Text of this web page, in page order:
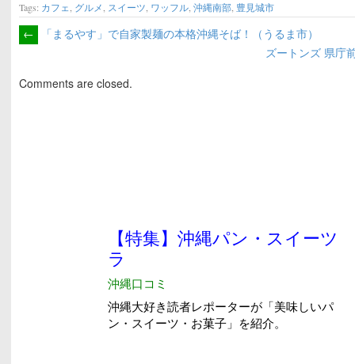
Tags: カフェ グルメ スイーツ ワッフル ,沖縄南部 豊見城市
←
「まるやす」で自家製麺の本格沖縄そば！（うるま市）
ズートンズ 県庁
Comments are closed.